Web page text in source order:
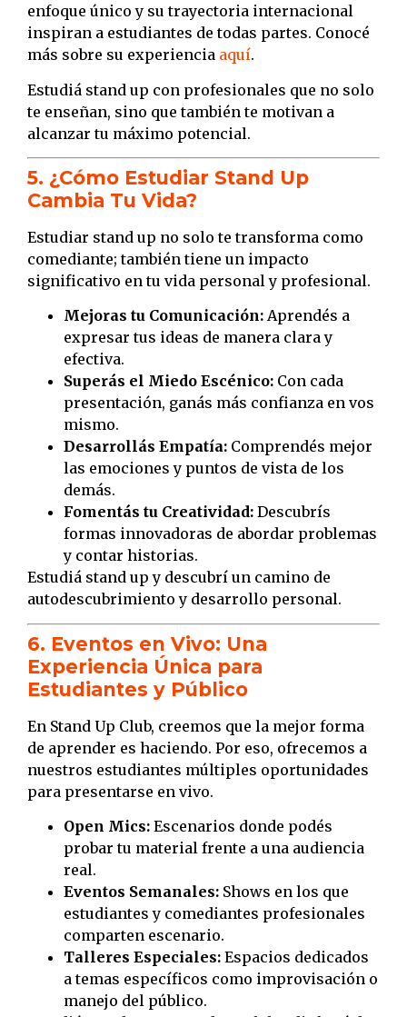
enfoque único y su trayectoria internacional
inspiran a estudiantes de todas partes. Conocé
más sobre su experiencia aquí.
Estudiá stand up con profesionales que no solo
te enseñan, sino que también te motivan a
alcanzar tu máximo potencial.
5. ¿Cómo Estudiar Stand Up
Cambia Tu Vida?
Estudiar stand up no solo te transforma como
comediante; también tiene un impacto
significativo en tu vida personal y profesional.
Mejoras tu Comunicación: Aprendés a
expresar tus ideas de manera clara y
efectiva.
Superás el Miedo Escénico: Con cada
presentación, ganás más confianza en vos
mismo.
Desarrollás Empatía: Comprendés mejor
las emociones y puntos de vista de los
demás.
Fomentás tu Creatividad: Descubrís
formas innovadoras de abordar problemas
y contar historias.
Estudiá stand up y descubrí un camino de
autodescubrimiento y desarrollo personal.
6. Eventos en Vivo: Una
Experiencia Única para
Estudiantes y Público
En Stand Up Club, creemos que la mejor forma
de aprender es haciendo. Por eso, ofrecemos a
nuestros estudiantes múltiples oportunidades
para presentarse en vivo.
Open Mics: Escenarios donde podés
probar tu material frente a una audiencia
real.
Eventos Semanales: Shows en los que
estudiantes y comediantes profesionales
comparten escenario.
Talleres Especiales: Espacios dedicados
a temas específicos como improvisación o
manejo del público.